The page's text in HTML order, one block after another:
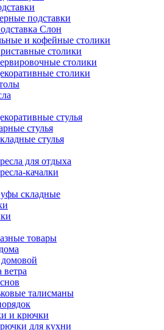
подставки
Слон
и кофейные столики
столики
столики
столики
стулья
стулья
стулья
для отдыха
качалки
складные
товары
талисманы
и крючки
для кухни